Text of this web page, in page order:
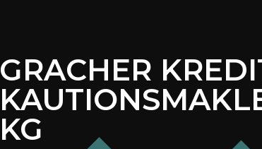
GRACHER
KG